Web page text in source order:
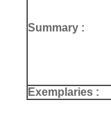
Summary :
Exemplaries :